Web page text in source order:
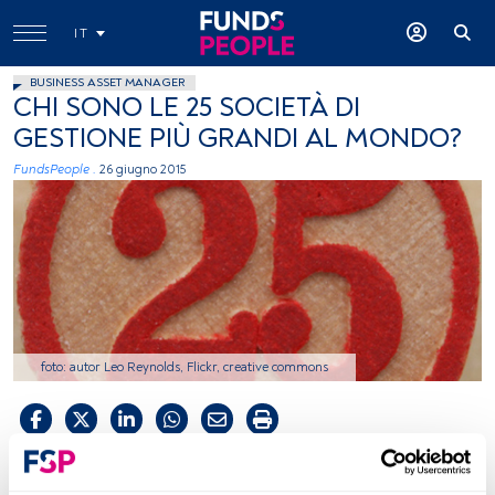
IT
BUSINESS ASSET MANAGER
CHI SONO LE 25 SOCIETÀ DI
GESTIONE PIÙ GRANDI AL MONDO?
FundsPeople . 26 giugno 2015
foto: autor Leo Reynolds, Flickr, creative commons
Tempo di lettura: